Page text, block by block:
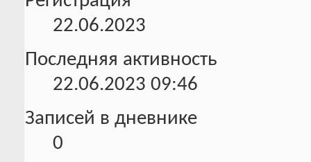
22.06.2023
Последняя активность
22.06.2023 09:46
Записей в дневнике
0